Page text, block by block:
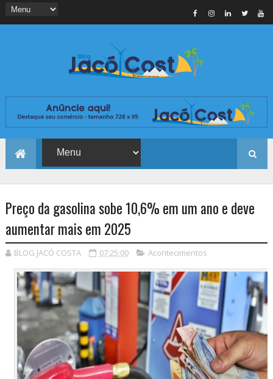
Preço da gasolina sobe 10,6% em um ano e deve
aumentar mais em 2025
BLOG JACÓ COSTA 07:25:00 Acontecimentos